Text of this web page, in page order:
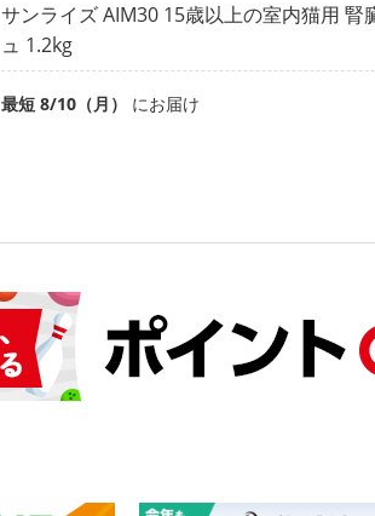
サンライズ AIM30 15歳以上の室内猫用 腎
ュ 1.2kg
最短 8/10（月） にお届け